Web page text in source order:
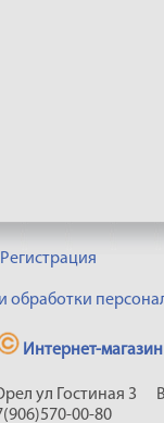
Регистрация
обработки
Интернет-
ул Гостиная 3
00-80